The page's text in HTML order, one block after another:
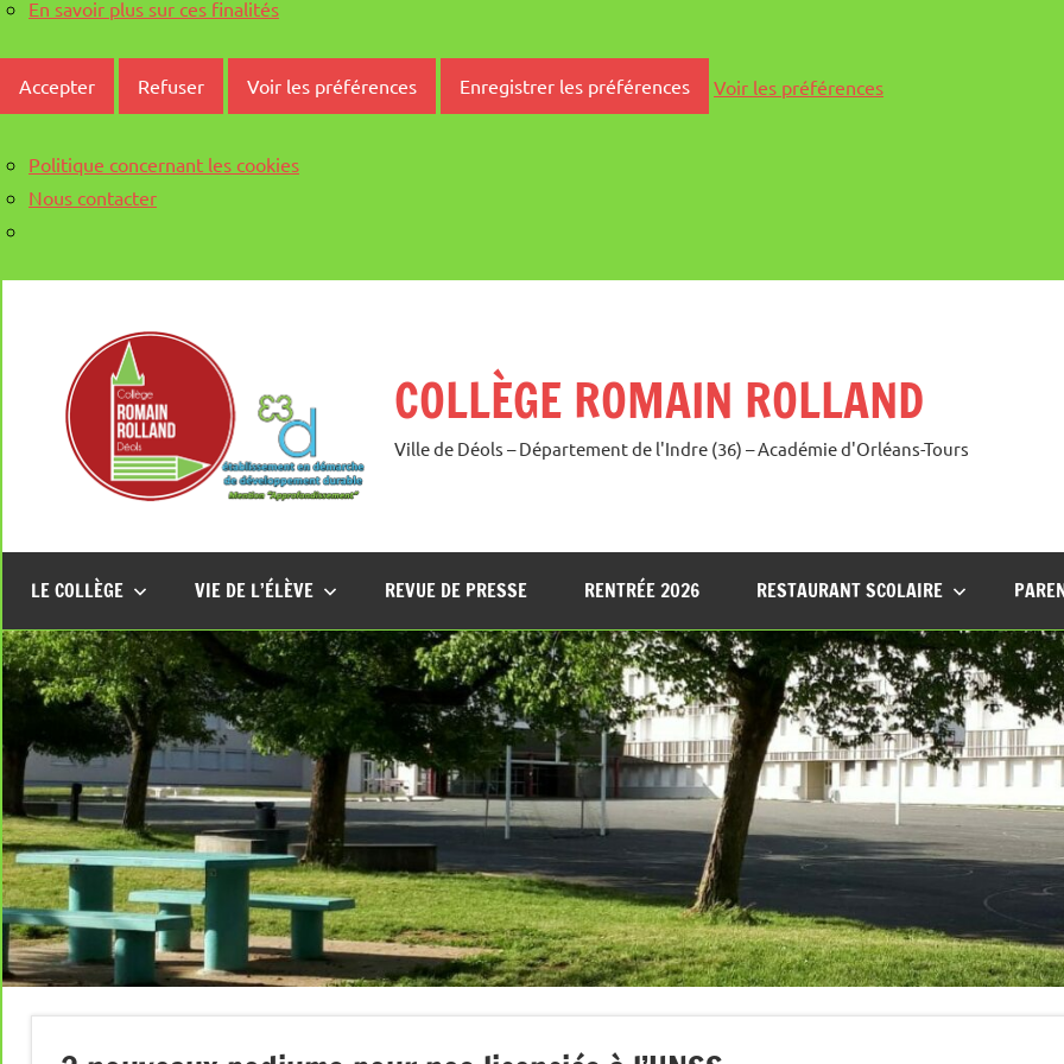
En savoir plus sur ces finalités
Accepter Refuser Voir les préférences Enregistrer les préférences Voir les préférences
Politique concernant les cookies
Nous contacter
COLLÈGE ROMAIN ROLLAND
Ville de Déols – Département de l'Indre (36) – Académie d'Orléans-Tours
LE COLLÈGE VIE DE L’ÉLÈVE REVUE DE PRESSE RENTRÉE 2026 RESTAURANT SCOLAIRE